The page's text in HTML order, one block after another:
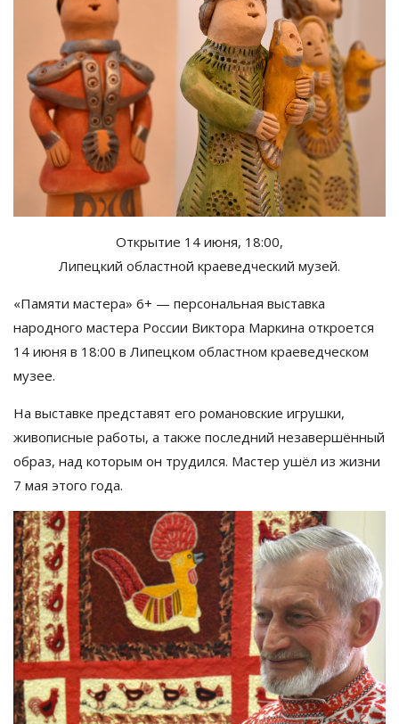
Открытие 14 июня, 18:00,
Липецкий областной краеведческий музей.
«Памяти мастера» 6+ — персональная выставка
народного мастера России Виктора Маркина откроется
14 июня в 18:00 в Липецком областном краеведческом
музее.
На выставке представят его романовские игрушки,
живописные работы, а также последний незавершённый
образ, над которым он трудился. Мастер ушёл из жизни
7 мая этого года.